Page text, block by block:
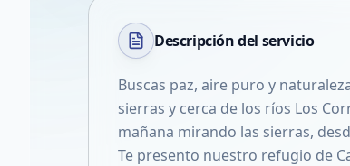
Descripción del servicio
Buscas paz, aire puro y
sierras y cerca de los ríos Los
mañana mirando las sierras,
Te presento nuestro refugio de